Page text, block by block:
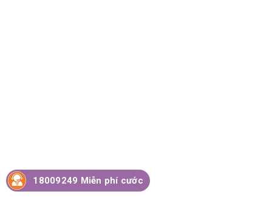
18009249 Miễn phí cước